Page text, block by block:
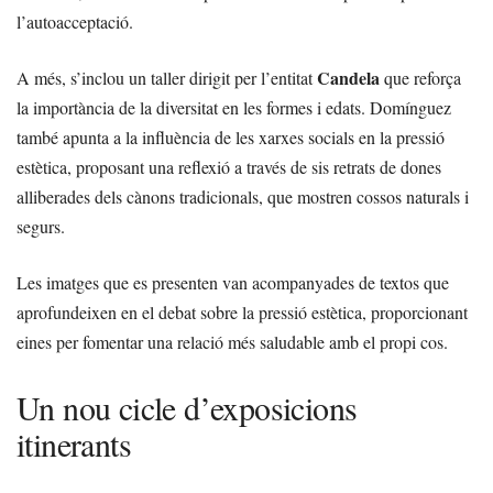
l’autoacceptació.
A més, s’inclou un taller dirigit per l’entitatCandelaque reforça
la importància de la diversitat en les formes i edats. Domínguez
també apunta a la influència de les xarxes socials en la pressió
estètica, proposant una reflexió a través de sis retrats de dones
alliberades dels cànons tradicionals, que mostren cossos naturals i
segurs.
Les imatges que es presenten van acompanyades de textos que
aprofundeixen en el debat sobre la pressió estètica, proporcionant
eines per fomentar una relació més saludable amb el propi cos.
Un nou cicle d’exposicions
itinerants